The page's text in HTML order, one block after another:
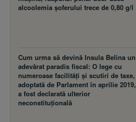
alcoolemia şoferului trece de 0,80 g/l
Cum urma să devină Insula Belina un
adevărat paradis fiscal: O lege cu
numeroase facilităţi şi scutiri de taxe,
adoptată de Parlament în aprilie 2019,
a fost declarată ulterior
neconstituţională